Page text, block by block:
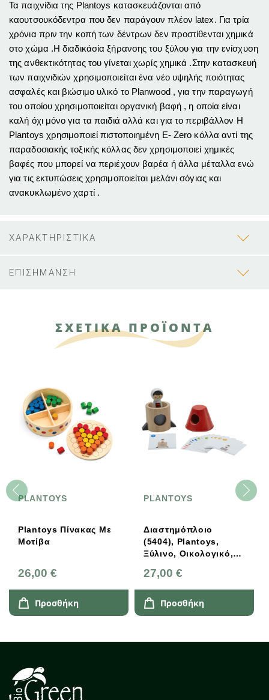
Τα παιχνίδια της Plantoys κατασκευάζονται από
καουτσουκόδεντρα που δεν παράγουν πλέον latex. Για τρία
χρόνια πριν την κοπή των δέντρων δεν προστίθενται χημικά
στο χώμα .Η διαδικάσία ξήρανσης του ξύλου για την ενίσχυση
της ανθεκτικότητας του γίνεται χωρίς χημικά .Στην κατασκευή
των παιχνιδιών χρησιμοποιείται ένα νέο υψηλής ποιότητας
ασφαλές και βιώσιμο υλικό το Planwood , για την παραγωγή
του οποίου χρησιμοποιείται οργανική βαφή , η οποία είναι
καλή όχι μόνο για τα παιδιά αλλά και για το περιβάλλον H
Plantoys χρησιμοποιεί πιστοποιημένη Ε- Ζero κόλλα αντί της
παραδοσιακής τοξικής κόλλας δεν χρησιμοποιεί χημικές
βαφές που μπορεί να περιέχουν βαρέα ή άλλα μέταλλα ενώ
για τις εκτυπώσεις χρησιμοποιείται μελάνι σόγιας και
ανακυκλωμένο χαρτί .
ΧΑΡΑΚΤΗΡΙΣΤΙΚΑ
ΕΠΙΣΗΜΑΝΣΗ
ΣΧΕΤΙΚΑ ΠΡΟΪΟΝΤΑ
PLANTOYS
Plantoys Πίνακας Με
Μοτίβα
26,00 €
Προσθήκη
PLANTOYS
Διαστημόπλοιο
(5404), Plantoys,
Ξύλινο, Οικολογικό,
Παιχνίδι
27,00 €
Προσθήκη